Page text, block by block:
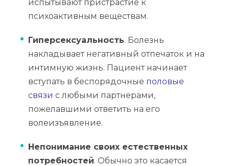
испытывают пристрастие к
психоактивным веществам.
Гиперсексуальность. Болезнь
накладывает негативный отпечаток и на
интимную жизнь. Пациент начинает
вступать в беспорядочные половые
связи с любыми партнерами,
пожелавшими ответить на его
волеизъявление.
Непонимание своих естественных
потребностей. Обычно это касается